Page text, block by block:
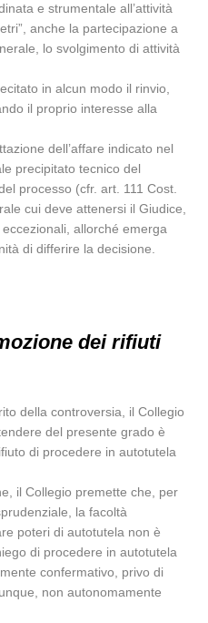
e strumentale all’attività
anche la partecipazione a
lo svolgimento di attività
in alcun modo il rinvio,
il proprio interesse alla
dell’affare indicato nel
precipitato tecnico del
processo (cfr. art. 111 Cost.
cui deve attenersi il Giudice,
allorché emerga
di differire la decisione.
dei rifiuti
della controversia, il Collegio
del presente grado è
di procedere in autotutela
il Collegio premette che, per
la facoltà
poteri di autotutela non è
di procedere in autotutela
confermativo, privo di
non autonomamente